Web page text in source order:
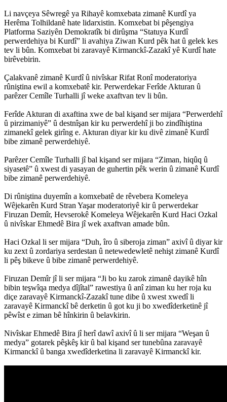
Li navçeya Sêwregê ya Rihayê komxebata zimanê Kurdî ya
Herêma Tolhildanê hate lidarxistin. Komxebat bi pêşengiya
Platforma Saziyên Demokratîk bi dirûşma “Statuya Kurdî
perwerdehiya bi Kurdî” li avahiya Ziwan Kurd pêk hat û gelek kes
tev li bûn. Komxebat bi zaravayê Kirmanckî-Zazakî yê Kurdî hate
birêvebirin.
Çalakvanê zimanê Kurdî û nivîskar Rifat Ronî moderatoriya
rûniştina ewil a komxebatê kir. Perwerdekar Ferîde Akturan û
parêzer Cemîle Turhalli jî weke axaftvan tev li bûn.
Ferîde Akturan di axaftina xwe de bal kişand ser mijara “Perwerdehî
û pirzimaniyê” û destnîşan kir ku perwerdehî ji bo zindîhiştina
zimanekî gelek girîng e. Akturan diyar kir ku divê zimanê Kurdî
bibe zimanê perwerdehiyê.
Parêzer Cemîle Turhalli jî bal kişand ser mijara “Ziman, hiqûq û
siyasetê” û xwest di yasayan de guhertin pêk werin û zimanê Kurdî
bibe zimanê perwerdehiyê.
Di rûniştina duyemîn a komxebatê de rêvebera Komeleya
Wêjekarên Kurd Stran Yaşar moderatoriyê kir û perwerdekar
Firuzan Demîr, Hevserokê Komeleya Wêjekarên Kurd Haci Ozkal
û nivîskar Ehmedê Bira jî wek axaftvan amade bûn.
Haci Ozkal li ser mijara “Duh, îro û siberoja ziman” axivî û diyar kir
ku zext û zordariya serdestan û netewedewletê nehişt zimanê Kurdî
li pêş bikeve û bibe zimanê perwerdehiyê.
Firuzan Demîr jî li ser mijara “Ji bo ku zarok zimanê dayikê hîn
bibin teşwîqa medya dîjîtal” rawestiya û anî ziman ku her roja ku
diçe zaravayê Kirmanckî-Zazakî tune dibe û xwest xwedî li
zaravayê Kirmanckî bê derketin û got ku ji bo xwedîderketinê jî
pêwîst e ziman bê hînkirin û belavkirin.
Nivîskar Ehmedê Bira jî herî dawî axivî û li ser mijara “Weşan û
medya” gotarek pêşkêş kir û bal kişand ser tunebûna zaravayê
Kirmanckî û banga xwedîderketina li zaravayê Kirmanckî kir.